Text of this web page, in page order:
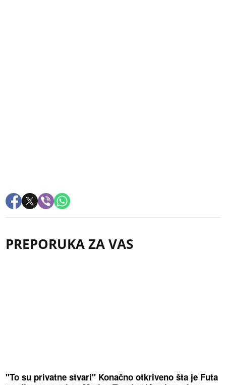
PREPORUKA ZA VAS
"To su privatne stvari" Konačno otkriveno šta je Futa